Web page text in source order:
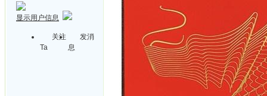
显示用户信息
关注
Ta
发消
息